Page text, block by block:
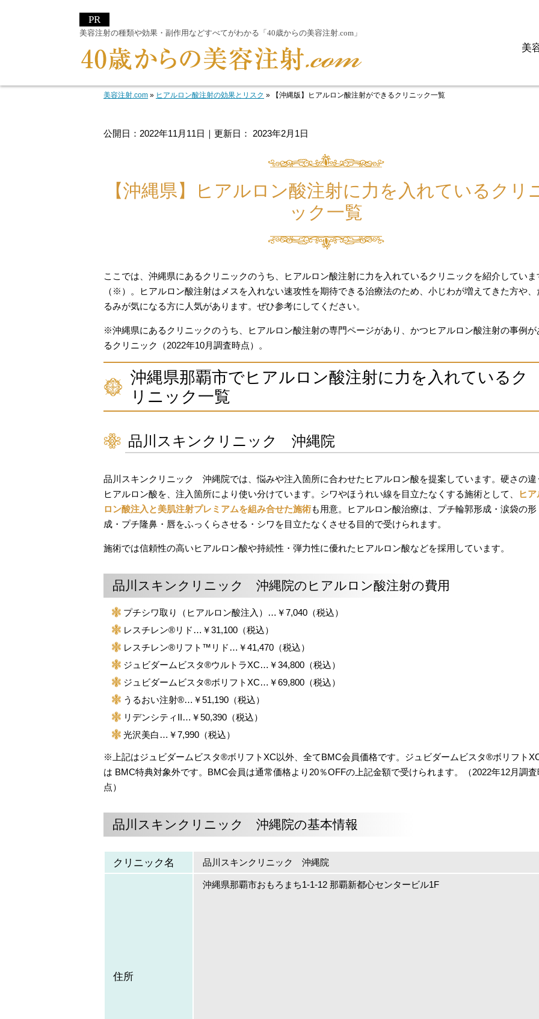
美容注射の種類や効果・副作用などすべてがわかる「40歳からの美容注射.com」
美
美容注射.com » ヒアルロン酸注射の効果とリスク » 【沖縄版】ヒアルロン酸注射ができるクリニック一覧
公開日： 2022年11月11日 ｜更新日： 2023年2月1日
【沖縄県】ヒアルロン酸注射に力を入れているクリ
ック一覧
ここでは、沖縄県にあるクリニックのうち、ヒアルロン酸注射に力を入れているクリニックを紹介していま
（※）。ヒアルロン酸注射はメスを入れない速攻性を期待できる治療法のため、小じわが増えてきた方や、
るみが気になる方に人気があります。ぜひ参考にしてください。
※沖縄県にあるクリニックのうち、ヒアルロン酸注射の専門ページがあり、かつヒアルロン酸注射の事例が
るクリニック（2022年10月調査時点）。
沖縄県那覇市でヒアルロン酸注射に力を入れているク
リニック一覧
品川スキンクリニック 沖縄院
品川スキンクリニック 沖縄院では、悩みや注入箇所に合わせたヒアルロン酸を提案しています。硬さの違
ヒアルロン酸を、注入箇所により使い分けています。シワやほうれい線を目立たなくする施術として、
ヒア
ロン酸注入と美肌注射プレミアムを組み合せた施術も用意。ヒアルロン酸治療は、プチ輪郭形成・涙袋の形
成・プチ隆鼻・唇をふっくらさせる・シワを目立たなくさせる目的で受けられます。
施術では信頼性の高いヒアルロン酸や持続性・弾力性に優れたヒアルロン酸などを採用しています。
品川スキンクリニック 沖縄院のヒアルロン酸注射の費用
プチシワ取り（ヒアルロン酸注入）…￥7,040（税込）
レスチレン®リド…￥31,100（税込）
レスチレン®リフト™リド…￥41,470（税込）
ジュビダームビスタ®ウルトラXC…￥34,800（税込）
ジュビダームビスタ®ボリフトXC…￥69,800（税込）
うるおい注射®…￥51,190（税込）
リデンシティII…￥50,390（税込）
光沢美白…￥7,990（税込）
※上記はジュビダームビスタ®ボリフトXC以外、全てBMC会員価格です。ジュビダームビスタ®ボリフト
は BMC特典対象外です。BMC会員は通常価格より20％OFFの上記金額で受けられます。（2022年12月調査
点）
品川スキンクリニック 沖縄院の基本情報
クリニック名 品川スキンクリニック 沖縄院
住所
沖縄県那覇市おもろまち1-1-12 那覇新都心センタービル1F